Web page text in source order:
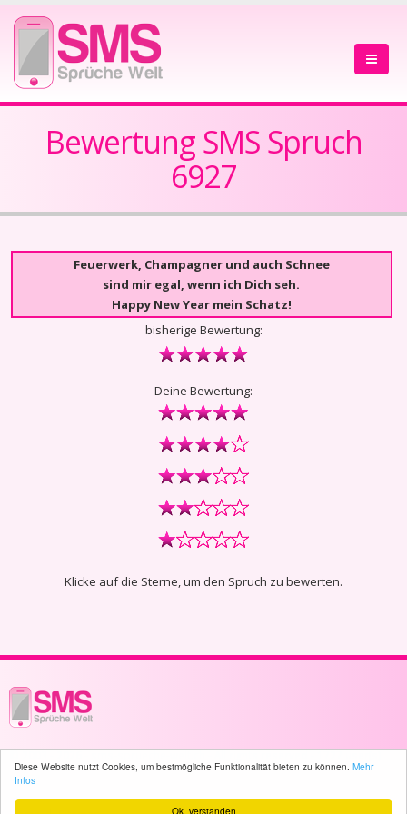
Ok, verstanden
Diese Website nutzt Cookies, um bestmögliche Funktionalität bieten zu können. Mehr
Infos
Bewertung SMS Spruch
6927
Feuerwerk, Champagner und auch Schnee
sind mir egal, wenn ich Dich seh.
Happy New Year mein Schatz!
bisherige Bewertung:
Deine Bewertung:
Klicke auf die Sterne, um den Spruch zu bewerten.
© 2003 - 2026 -sms-sprueche-welt.ch- All rights reserved -1727 user(s)
online